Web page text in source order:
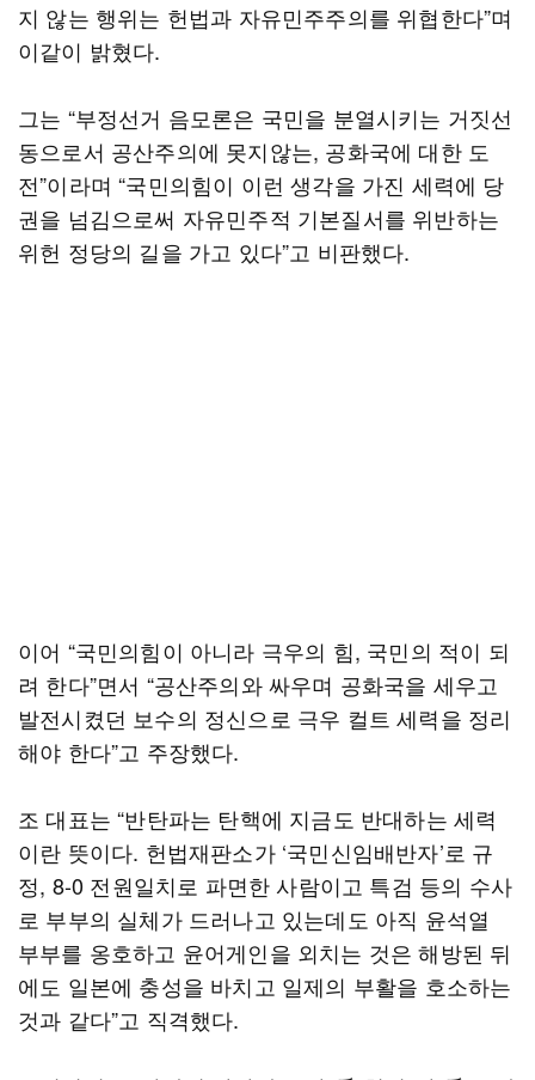
지 않는 행위는 헌법과 자유민주주의를 위협한다”며
이같이 밝혔다.
그는 “부정선거 음모론은 국민을 분열시키는 거짓선
동으로서 공산주의에 못지않는, 공화국에 대한 도
전”이라며 “국민의힘이 이런 생각을 가진 세력에 당
권을 넘김으로써 자유민주적 기본질서를 위반하는
위헌 정당의 길을 가고 있다”고 비판했다.
이어 “국민의힘이 아니라 극우의 힘, 국민의 적이 되
려 한다”면서 “공산주의와 싸우며 공화국을 세우고
발전시켰던 보수의 정신으로 극우 컬트 세력을 정리
해야 한다”고 주장했다.
조 대표는 “반탄파는 탄핵에 지금도 반대하는 세력
이란 뜻이다. 헌법재판소가 ‘국민신임배반자’로 규
정, 8-0 전원일치로 파면한 사람이고 특검 등의 수사
로 부부의 실체가 드러나고 있는데도 아직 윤석열
부부를 옹호하고 윤어게인을 외치는 것은 해방된 뒤
에도 일본에 충성을 바치고 일제의 부활을 호소하는
것과 같다”고 직격했다.